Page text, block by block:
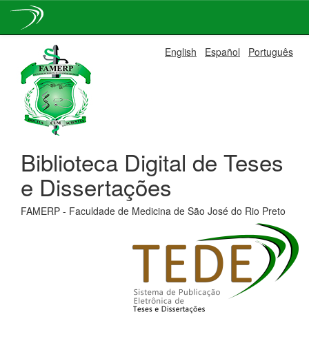
navigation
English Español Português
Biblioteca Digital de Teses
e Dissertações
FAMERP - Faculdade de Medicina de São José do Rio Preto